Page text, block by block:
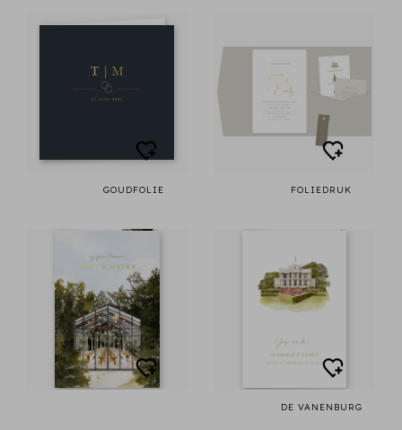
GOUDFOLIE FOLIEDRUK
DE VANENBURG